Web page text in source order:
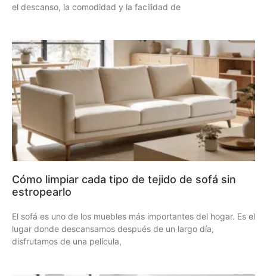
el descanso, la comodidad y la facilidad de
Cómo limpiar cada tipo de tejido de sofá sin
estropearlo
El sofá es uno de los muebles más importantes del hogar. Es el
lugar donde descansamos después de un largo día,
disfrutamos de una película,